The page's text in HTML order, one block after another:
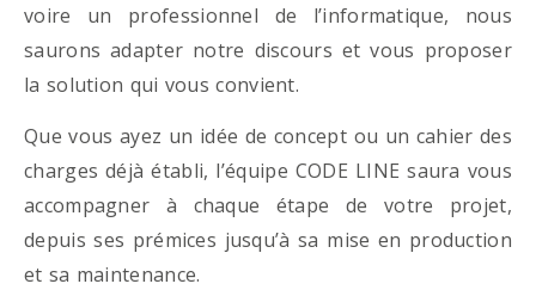
voire un professionnel de l’informatique, nous
saurons adapter notre discours et vous proposer
la solution qui vous convient.
Que vous ayez un idée de concept ou un cahier des
charges déjà établi, l’équipe CODE LINE saura vous
accompagner à chaque étape de votre projet,
depuis ses prémices jusqu’à sa mise en production
et sa maintenance.